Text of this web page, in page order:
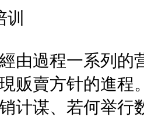
由過程一系列的
贩賣方针的進程
计谋、若何举行